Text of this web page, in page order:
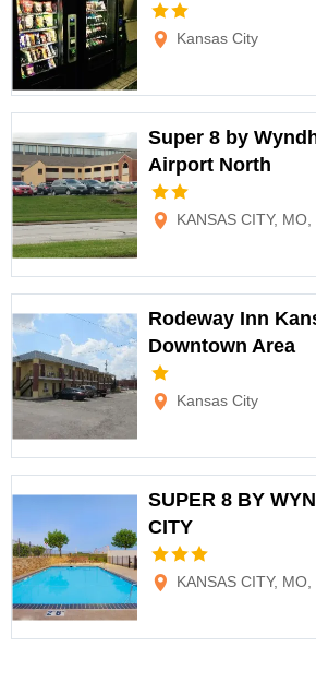
Kansas City
Super 8 by
Airport North
KANSAS CITY,
Rodeway Inn
Downtown Area
Kansas City
SUPER 8 BY
CITY
KANSAS CITY,